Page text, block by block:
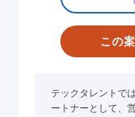
この
テックタレントで
ートナーとして、